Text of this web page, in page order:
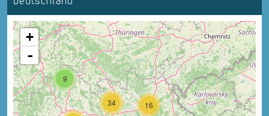
9
16
34
+
-